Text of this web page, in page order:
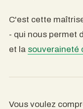
C'est cette
- qui nous permet
et la souveraineté
Vous voulez